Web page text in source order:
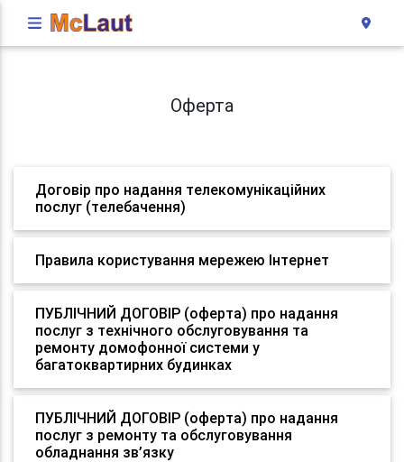
Оферта
Договір про надання телекомунікаційних
послуг (телебачення)
Правила користування мережею Інтернет
ПУБЛІЧНИЙ ДОГОВІР (оферта) про надання
послуг з технічного обслуговування та
ремонту домофонної системи у
багатоквартирних будинках
ПУБЛІЧНИЙ ДОГОВІР (оферта) про надання
послуг з ремонту та обслуговування
обладнання зв’язку